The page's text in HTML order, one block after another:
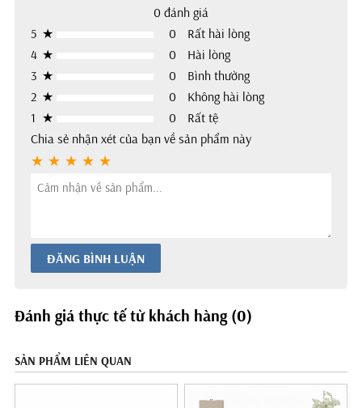
0 đánh giá
5 ★ 0
Rất hài lòng
4 ★ 0
Hài lòng
3 ★ 0
Bình thường
2 ★ 0
Không hài lòng
1 ★ 0
Rất tệ
Chia sẻ nhận xét của bạn về sản phẩm này
ĐĂNG BÌNH LUẬN
Đánh giá thực tế từ khách hàng (0)
SẢN PHẨM LIÊN QUAN